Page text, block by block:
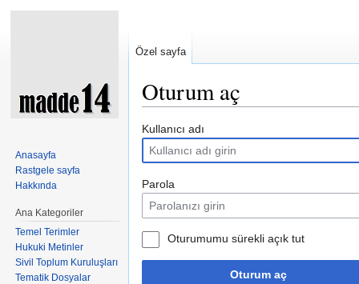
Oturum aç
Kullanıcı adı
Parola
Oturumumu sürekli açık tut
Oturum aç
Özel sayfa
Anasayfa
Rastgele sayfa
Hakkında
Ana Kategoriler
Temel Terimler
Hukuki Metinler
Sivil Toplum Kuruluşları
Tematik Dosyalar